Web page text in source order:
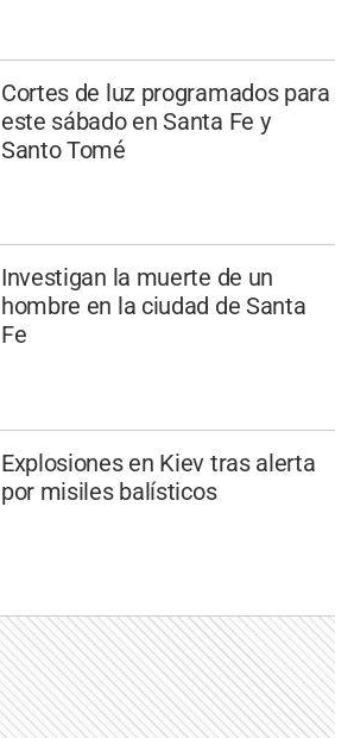
Cortes de luz programados para
este sábado en Santa Fe y
Santo Tomé
Investigan la muerte de un
hombre en la ciudad de Santa
Fe
Explosiones en Kiev tras alerta
por misiles balísticos